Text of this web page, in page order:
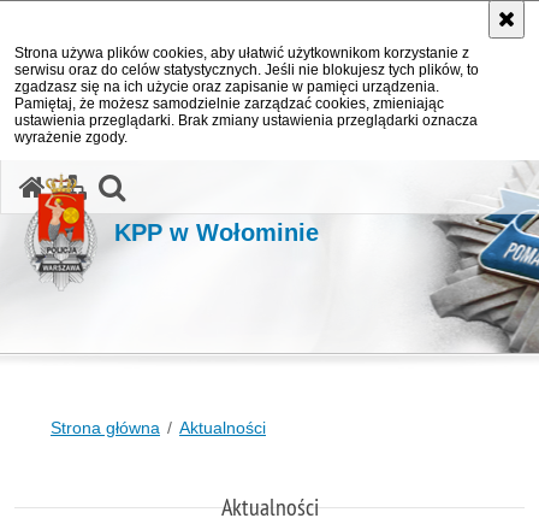
Strona używa plików cookies, aby ułatwić użytkownikom korzystanie z
serwisu oraz do celów statystycznych. Jeśli nie blokujesz tych plików, to
zgadzasz się na ich użycie oraz zapisanie w pamięci urządzenia.
Pamiętaj, że możesz samodzielnie zarządzać cookies, zmieniając
ustawienia przeglądarki. Brak zmiany ustawienia przeglądarki oznacza
wyrażenie zgody.
KPP w Wołominie
Strona główna Aktualności
Aktualności